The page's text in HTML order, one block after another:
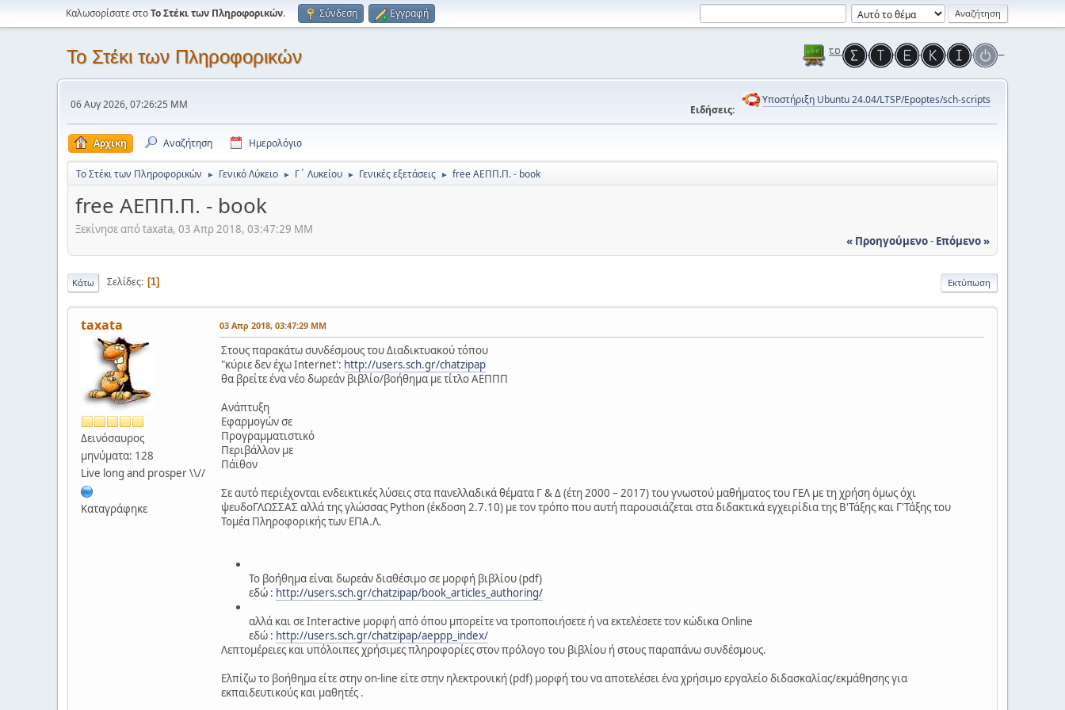
Καλωσορίσατε στοΤο Στέκι των Πληροφορικών. Σύνδεση Εγγραφή
Το Στέκι των Πληροφορικών
06 Αυγ 2026, 07:26:25 ΜΜ Ειδήσεις:
Υποστήριξη Ubuntu 24.04/LTSP/Epoptes/sch-scripts
Αρχική Αναζήτηση Ημερολόγιο
Το Στέκι των Πληροφορικών ► Γενικό Λύκειο ► Γ΄ Λυκείου ► Γενικές εξετάσεις ► free ΑΕΠΠ.Π. - book
free ΑΕΠΠ.Π. - book
Ξεκίνησε από taxata, 03 Απρ 2018, 03:47:29 ΜΜ
« Προηγούμενο- Επόμενο »
Εκτύπωση
Κάτω Σελίδες 1
taxata
Δεινόσαυρος
μηνύματα: 128
Live long and prosper \\//
Καταγράφηκε
03 Απρ 2018, 03:47:29 ΜΜ
Στους παρακάτω συνδέσμους του Διαδικτυακού τόπου
"κύριε δεν έχω Internet': http://users.sch.gr/chatzipap
θα βρείτε ένα νέο δωρεάν βιβλίο/βοήθημα με τίτλο ΑΕΠΠΠ
Ανάπτυξη
Εφαρμογών σε
Προγραμματιστικό
Περιβάλλον με
Πάϊθον
Σε αυτό περιέχονται ενδεικτικές λύσεις στα πανελλαδικά θέματα Γ & Δ (έτη 2000 – 2017) του γνωστού μαθήματος του ΓΕΛ με τη χρήση όμως όχι
ψευδοΓΛΩΣΣΑΣ αλλά της γλώσσας Python (έκδοση 2.7.10) με τον τρόπο που αυτή παρουσιάζεται στα διδακτικά εγχειρίδια της Β'Τάξης και Γ'Τάξης του
Τομέα Πληροφορικής των ΕΠΑ.Λ.
Το βοήθημα είναι δωρεάν διαθέσιμο σε μορφή βιβλίου (pdf)
εδώ : http://users.sch.gr/chatzipap/book_articles_authoring/
αλλά και σε Interactive μορφή από όπου μπορείτε να τροποποιήσετε ή να εκτελέσετε τον κώδικα Online
εδώ : http://users.sch.gr/chatzipap/aeppp_index/
Λεπτομέρειες και υπόλοιπες χρήσιμες πληροφορίες στον πρόλογο του βιβλίου ή στους παραπάνω συνδέσμους.
Ελπίζω το βοήθημα είτε στην on-line είτε στην ηλεκτρονική (pdf) μορφή του να αποτελέσει ένα χρήσιμο εργαλείο διδασκαλίας/εκμάθησης για
εκπαιδευτικούς και μαθητές .